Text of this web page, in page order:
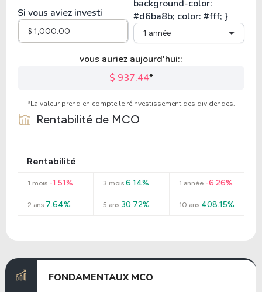
Si vous aviez investi
1 année
vous auriez aujourd'hui::
$ 937.44*
*La valeur prend en compte le réinvestissement des dividendes.
Rentabilité de MCO
Rentabilité
1 mois -1.51% 3 mois 6.14% 1 année-6.26%
2 ans 7.64% 5 ans 30.72% 10 ans408.15%
FONDAMENTAUX MCO